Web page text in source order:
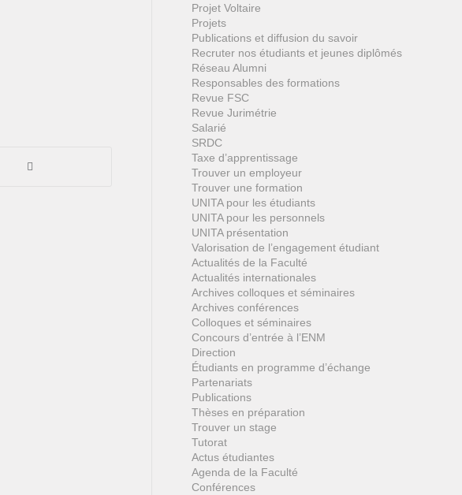
Projet Voltaire
Projets
Publications et diffusion du savoir
Recruter nos étudiants et jeunes diplômés
Réseau Alumni
Responsables des formations
Revue FSC
Revue Jurimétrie
Salarié
SRDC
Taxe d’apprentissage
Trouver un employeur
Trouver une formation
UNITA pour les étudiants
UNITA pour les personnels
UNITA présentation
Valorisation de l’engagement étudiant
Actualités de la Faculté
Actualités internationales
Archives colloques et séminaires
Archives conférences
Colloques et séminaires
Concours d’entrée à l’ENM
Direction
Étudiants en programme d’échange
Partenariats
Publications
Thèses en préparation
Trouver un stage
Tutorat
Actus étudiantes
Agenda de la Faculté
Conférences